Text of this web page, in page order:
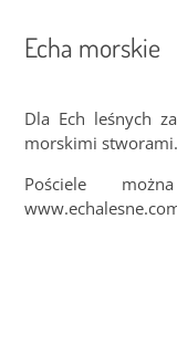
Echa morskie
Dla Ech leśnych
morskimi stworami.
Pościele